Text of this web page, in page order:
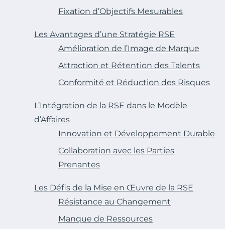
Fixation d’Objectifs Mesurables
Les Avantages d’une Stratégie RSE
Amélioration de l’Image de Marque
Attraction et Rétention des Talents
Conformité et Réduction des Risques
L’Intégration de la RSE dans le Modèle
d’Affaires
Innovation et Développement Durable
Collaboration avec les Parties
Prenantes
Les Défis de la Mise en Œuvre de la RSE
Résistance au Changement
Manque de Ressources